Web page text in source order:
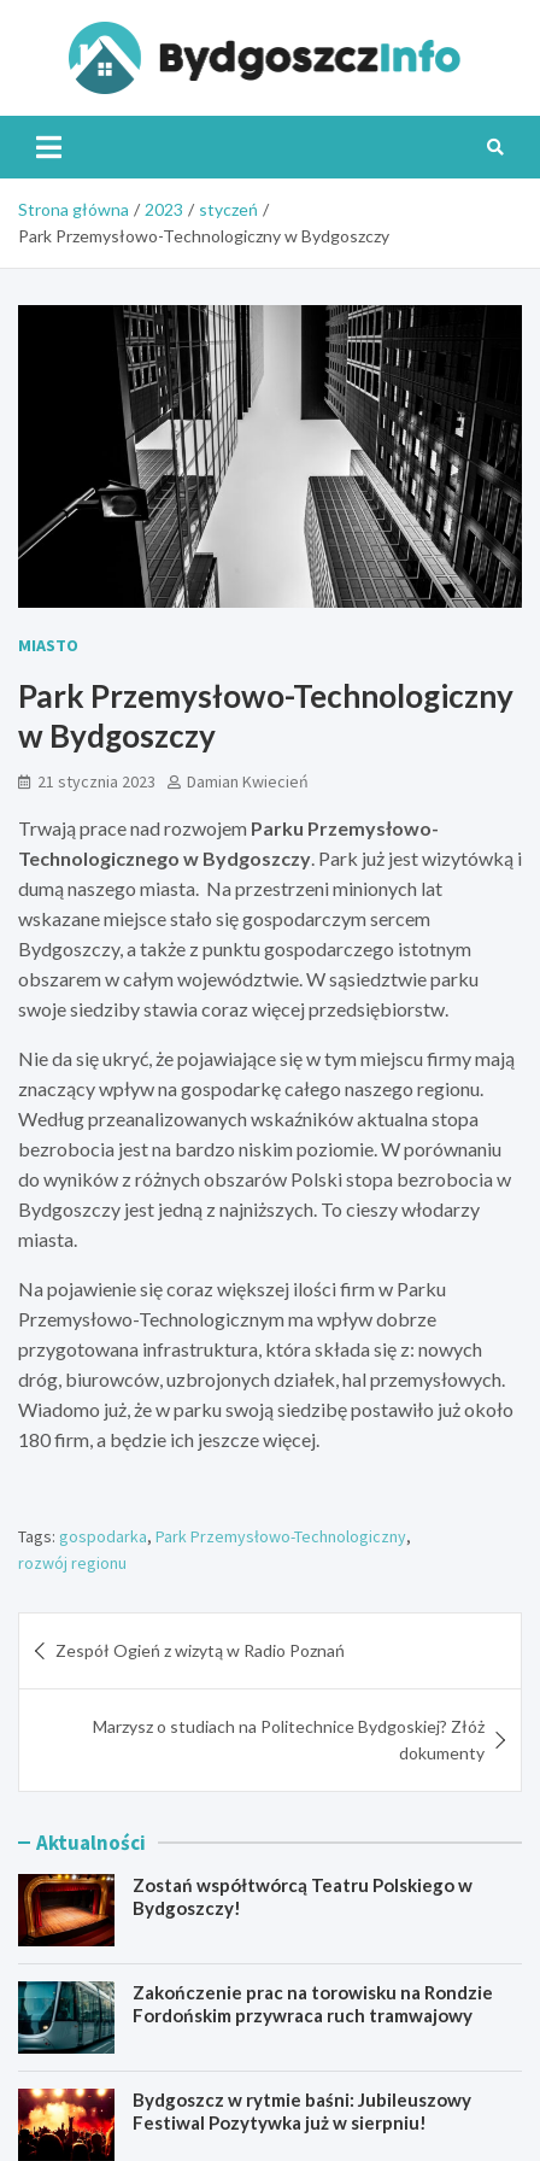
Strona główna 2023
styczeń
Park Przemysłowo-Technologiczny w Bydgoszczy
MIASTO
Park Przemysłowo-Technologiczny
w Bydgoszczy
21 stycznia 2023 Damian Kwiecień
Trwają prace nad rozwojem Parku Przemysłowo-
Technologicznego w Bydgoszczy . Park już jest wizytówką i
dumą naszego miasta. Na przestrzeni minionych lat
wskazane miejsce stało się gospodarczym sercem
Bydgoszczy, a także z punktu gospodarczego istotnym
obszarem w całym województwie. W sąsiedztwie parku
swoje siedziby stawia coraz więcej przedsiębiorstw.
Nie da się ukryć, że pojawiające się w tym miejscu firmy mają
znaczący wpływ na gospodarkę całego naszego regionu.
Według przeanalizowanych wskaźników aktualna stopa
bezrobocia jest na bardzo niskim poziomie. W porównaniu
do wyników z różnych obszarów Polski stopa bezrobocia w
Bydgoszczy jest jedną z najniższych. To cieszy włodarzy
miasta.
Na pojawienie się coraz większej ilości firm w Parku
Przemysłowo-Technologicznym ma wpływ dobrze
przygotowana infrastruktura, która składa się z: nowych
dróg, biurowców, uzbrojonych działek, hal przemysłowych.
Wiadomo już, że w parku swoją siedzibę postawiło już około
180 firm, a będzie ich jeszcze więcej.
Tags: gospodarka, Park Przemysłowo-Technologiczny,
rozwój regionu
wpisu
Zespół Ogień z wizytą w Radio Poznań
Marzysz o studiach na Politechnice Bydgoskiej? Złóż
dokumenty
Aktualności
Zostań współtwórcą Teatru Polskiego w
Bydgoszczy!
Zakończenie prac na torowisku na Rondzie
Fordońskim przywraca ruch tramwajowy
Bydgoszcz w rytmie baśni: Jubileuszowy
Festiwal Pozytywka już w sierpniu!